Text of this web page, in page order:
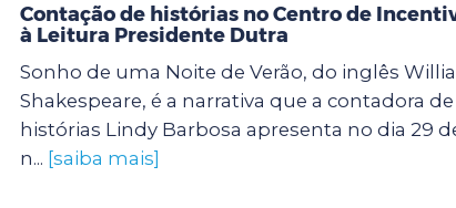
Contação de histórias no Centro de
à Leitura Presidente Dutra
Sonho de uma Noite de Verão, do inglês
Shakespeare, é a narrativa que a contadora de
histórias Lindy Barbosa apresenta no dia 29
n... [saiba mais]